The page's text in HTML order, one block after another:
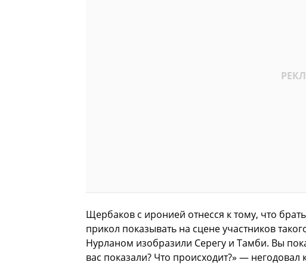
Щербаков с иронией отнесся к тому, что
прикол показывать на сцене участников
Нурланом изобразили Серегу и Тамби. Вы
вас показали? Что происходит?» — негодовал